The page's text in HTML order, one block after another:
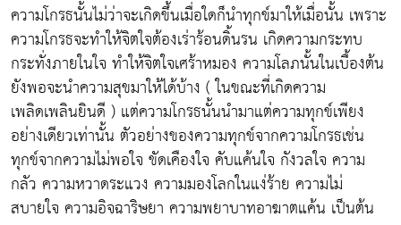
ความโกรธนั้นไม่ว่าจะเกิดขึ้นเมื่อใดก็นำทุกข์มาให้เมื่อนั้น เพราะ
ความโกรธจะทำให้จิตใจต้องเร่าร้อนดิ้นรน เกิดความกระทบ
กระทั่งภายในใจ ทำให้จิตใจเศร้าหมอง ความโลภนั้นในเบื้องต้น
ยังพอจะนำความสุขมาให้ได้บ้าง ( ในขณะที่เกิดความ
เพลิดเพลินยินดี ) แต่ความโกรธนั้นนำมาแต่ความทุกข์เพียง
อย่างเดียวเท่านั้น ตัวอย่างของความทุกข์จากความโกรธเช่น
ทุกข์จากความไม่พอใจ ขัดเคืองใจ คับแค้นใจ กังวลใจ ความ
กลัว ความหวาดระแวง ความมองโลกในแง่ร้าย ความไม่
สบายใจ ความอิจฉาริษยา ความพยาบาทอาฆาตแค้น เป็นต้น